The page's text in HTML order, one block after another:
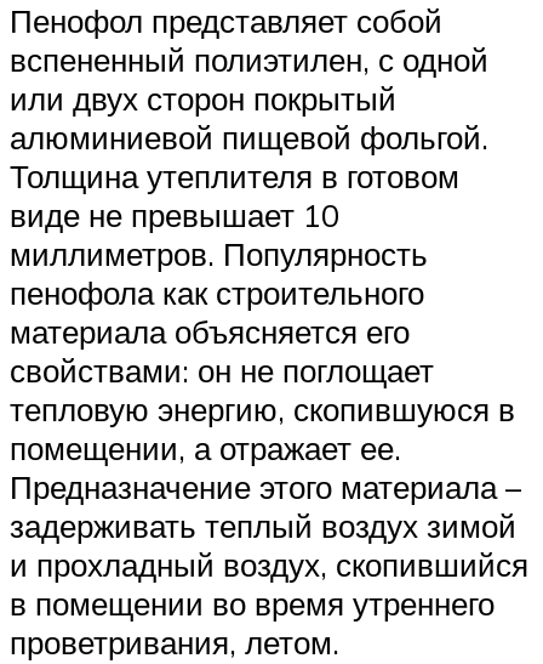
Пенофол представляет собой
вспененный полиэтилен, с одной
или двух сторон покрытый
алюминиевой пищевой фольгой.
Толщина утеплителя в готовом
виде не превышает 10
миллиметров. Популярность
пенофола как строительного
материала объясняется его
свойствами: он не поглощает
тепловую энергию, скопившуюся в
помещении, а отражает ее.
Предназначение этого материала –
задерживать теплый воздух зимой
и прохладный воздух, скопившийся
в помещении во время утреннего
проветривания, летом.